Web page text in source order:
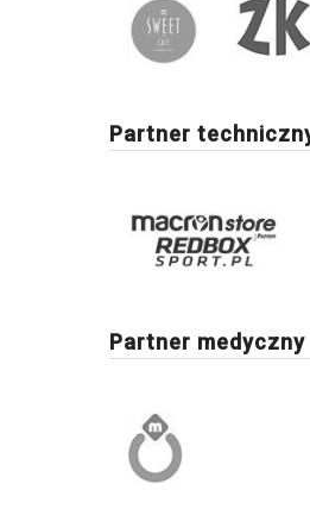
Partner
Partner medyczny